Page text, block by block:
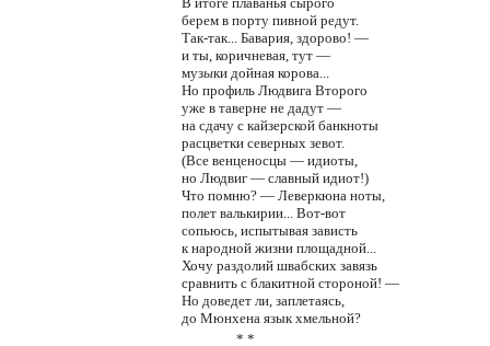
берем в порту пивной редут.
Так-так... Бавария, здорово! —
и ты, коричневая, тут —
музыки дойная корова...
Но профиль Людвига Второго
уже в таверне не дадут —
на сдачу с кайзерской банкноты
расцветки северных зевот.
(Все венценосцы — идиоты,
но Людвиг — славный идиот!)
Что помню? — Леверкюна ноты,
полет валькирии... Вот-вот
сопьюсь, испытывая зависть
к народной жизни площадной...
Хочу раздолий швабских завязь
сравнить с блакитной стороной! —
Но доведет ли, заплетаясь,
до Мюнхена язык хмельной?
* *